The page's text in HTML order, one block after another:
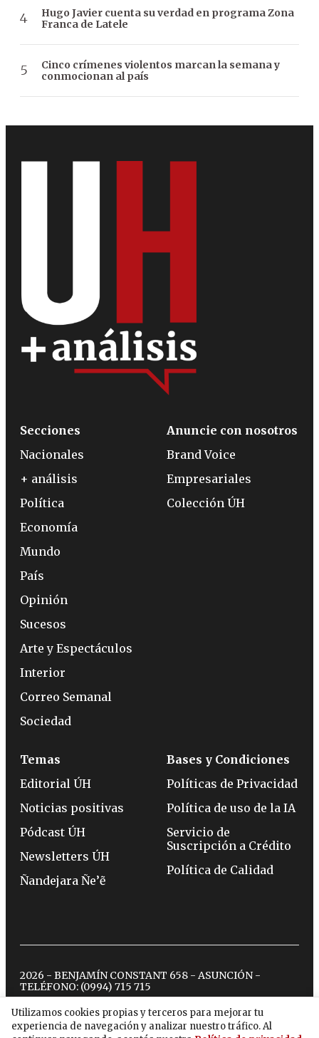
Hugo Javier cuenta su verdad en programa Zona
Franca de Latele
Cinco crímenes violentos marcan la semana y
conmocionan al país
Utilizamos cookies propias y terceros para mejorar tu
experiencia de navegación y analizar nuestro tráfico. Al
Secciones
Nacionales
+ análisis
Política
Economía
Mundo
País
Opinión
Sucesos
Arte y Espectáculos
Interior
Correo Semanal
Sociedad
Anuncie con nosotros
Brand Voice
Empresariales
Colección ÚH
Temas
Editorial ÚH
Noticias positivas
Pódcast ÚH
Newsletters ÚH
Ñandejara Ñe’ẽ
Bases y Condiciones
Políticas de Privacidad
Política de uso de la IA
Servicio de
Suscripción a Crédito
Política de Calidad
2026 - BENJAMÍN CONSTANT 658 - ASUNCIÓN -
TELÉFONO: (0994) 715 715
twitterinstagram
facebook
tiktokyoutubespotify